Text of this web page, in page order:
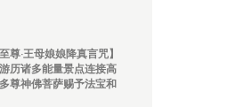
尊·王母娘娘降真言咒】
历诸多能量景点连接高
尊神佛菩萨赐予法宝和